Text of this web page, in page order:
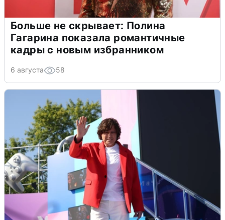
Больше не скрывает: Полина
Гагарина показала романтичные
кадры с новым избранником
6 августа 58